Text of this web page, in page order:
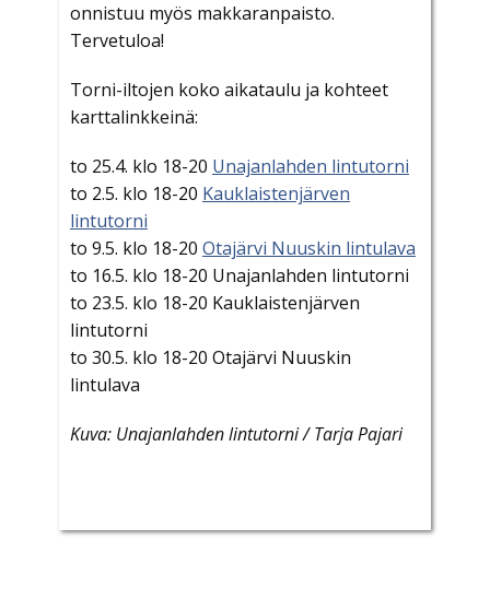
onnistuu myös makkaranpaisto.
Tervetuloa!
Torni-iltojen koko aikataulu ja kohteet
karttalinkkeinä:
to 25.4. klo 18-20 Unajanlahden lintutorni
to 2.5. klo 18-20 Kauklaistenjärven
lintutorni
to 9.5. klo 18-20 Otajärvi Nuuskin lintulava
to 16.5. klo 18-20 Unajanlahden lintutorni
to 23.5. klo 18-20 Kauklaistenjärven
lintutorni
to 30.5. klo 18-20 Otajärvi Nuuskin
lintulava
Kuva: Unajanlahden lintutorni / Tarja Pajari